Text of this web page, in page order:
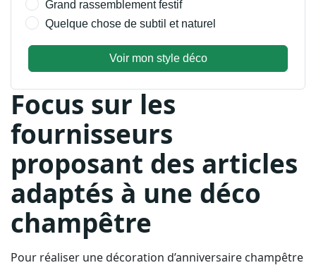
Voir mon style déco
Focus sur les
fournisseurs
proposant des articles
adaptés à une déco
champêtre
Pour réaliser une décoration d’anniversaire champêtre
conforme aux derniers looks et en accord avec votre
budget, plusieurs enseignes proposent une offre